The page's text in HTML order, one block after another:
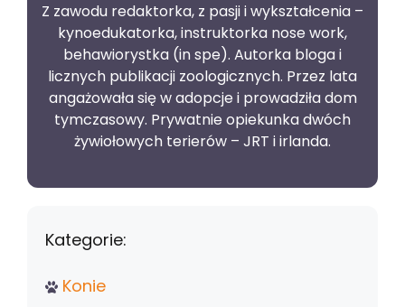
Z zawodu redaktorka, z pasji i wykształcenia –
kynoedukatorka, instruktorka nose work,
behawiorystka (in spe). Autorka bloga i
licznych publikacji zoologicznych. Przez lata
angażowała się w adopcje i prowadziła dom
tymczasowy. Prywatnie opiekunka dwóch
żywiołowych terierów – JRT i irlanda.
Kategorie:
Konie